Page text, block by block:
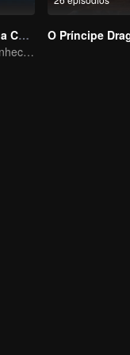
O Mago Corpo a Corpo
Se um mago conhece Kung Fu, ninguém pode detê-lo
O Príncipe